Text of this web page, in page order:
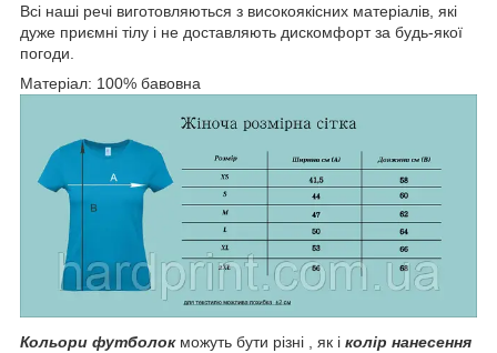
Всі наші речі виготовляються з високоякісних матеріалів, які
дуже приємні тілу і не доставляють дискомфорт за будь-якої
погоди.
Матеріал: 100% бавовна
Кольори футболокможуть бути різні , як і колір нанесення